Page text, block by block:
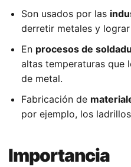
Son usados por las
derretir metales y
En procesos de
altas temperaturas que
de metal.
Fabricación de
por ejemplo, los
Importancia